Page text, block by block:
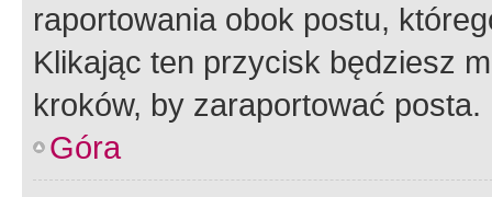
raportowania obok postu,
Klikając ten przycisk będziesz
kroków, by zaraportować posta.
Góra